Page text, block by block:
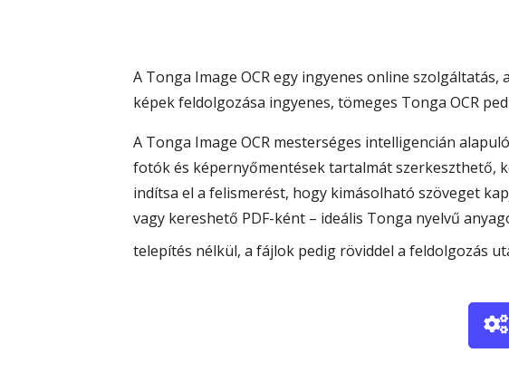
A Tonga Image OCR egy ingyenes online szolgáltatás,
képek feldolgozása ingyenes, tömeges Tonga OCR
A Tonga Image OCR mesterséges intelligencián
fotók és képernyőmentések tartalmát szerkeszthető,
indítsa el a felismerést, hogy kimásolható szöveget
vagy kereshető PDF-ként – ideális Tonga nyelvű
telepítés nélkül, a fájlok pedig röviddel a feldolgozás